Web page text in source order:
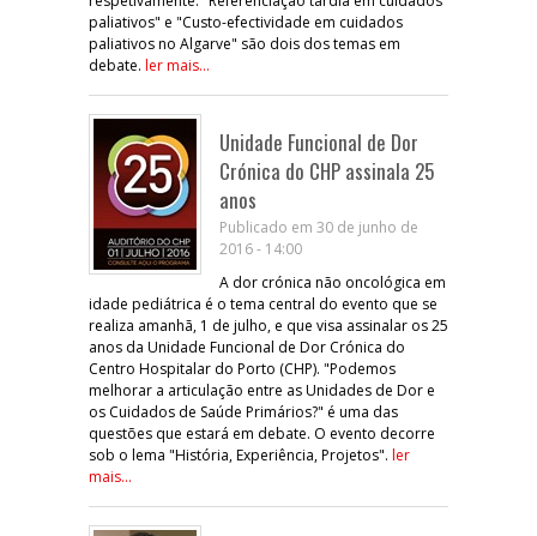
paliativos" e "Custo-efectividade em cuidados
paliativos no Algarve" são dois dos temas em
debate. ler mais...
Unidade Funcional de Dor
Crónica do CHP assinala 25
anos
Publicado em 30 de junho de
2016 - 14:00
A dor crónica não oncológica em
idade pediátrica é o tema central do evento que se
realiza amanhã, 1 de julho, e que visa assinalar os 25
anos da Unidade Funcional de Dor Crónica do
Centro Hospitalar do Porto (CHP). "Podemos
melhorar a articulação entre as Unidades de Dor e
os Cuidados de Saúde Primários?" é uma das
questões que estará em debate. O evento decorre
sob o lema "História, Experiência, Projetos". ler
mais...